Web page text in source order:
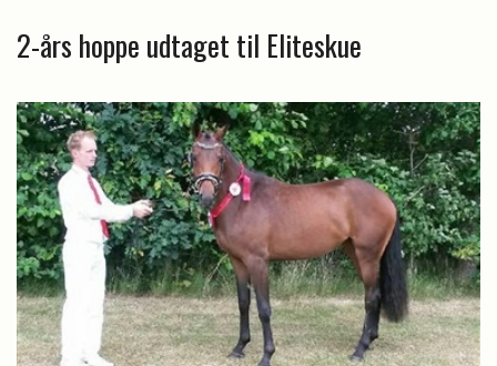
2-års hoppe udtaget til Eliteskue